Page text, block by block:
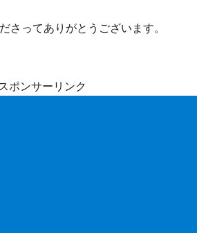
さってありがとうございます。
ポンサーリンク